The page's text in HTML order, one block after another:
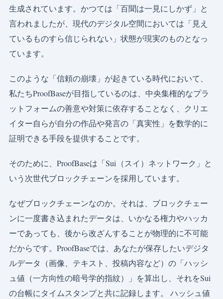
生成されています。かつては「百聞は一見にしかず」と
言われましたが、現代のデジタル空間においては「見え
ているものすら信じられない」状態が現実のものとなっ
ています。
このような「信頼の崩壊」が起きている時代において、
私たちProofBaseが目指しているのは、中央集権的なプラ
ットフォームの善意や対策に依存することなく、クリエ
イター自らが自分の作品や発言の「真実性」を数学的に
証明できる手段を提供することです。
そのために、ProofBaseは「Sui（スイ）ネットワーク」と
いう次世代ブロックチェーンを採用しています。
なぜブロックチェーンなのか。それは、ブロックチェー
ンに一度書き込まれたデータは、いかなる権力やハッカ
ーであっても、後から改ざんすることが物理的に不可能
だからです。ProofBaseでは、あなたが保存したいデジタ
ルデータ（画像、テキスト、投稿内容など）の「ハッシ
ュ値（一方向性の暗号学的指紋）」を算出し、それをSui
の台帳にタイムスタンプと共に記録します。 ハッシュ値